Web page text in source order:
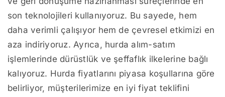
son teknolojileri kullanıyoruz. Bu sayede, hem
daha verimli çalışıyor hem de çevresel etkimizi en
aza indiriyoruz. Ayrıca, hurda alım-satım
işlemlerinde dürüstlük ve şeffaflık ilkelerine bağlı
kalıyoruz. Hurda fiyatlarını piyasa koşullarına göre
belirliyor, müşterilerimize en iyi fiyat teklifini